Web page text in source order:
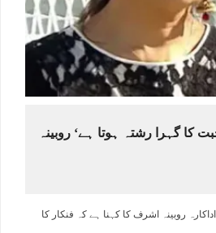
کا گہرا رشتہ ہوتا ہے‘ روبینہ
روبینہ اشرف کا کہنا ہے کہ فنکار کا